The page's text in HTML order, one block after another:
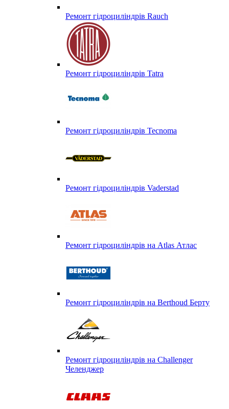
Ремонт гідроциліндрів Rauch
Ремонт гідроциліндрів Tatra
Ремонт гідроциліндрів Tecnoma
Ремонт гідроциліндрів Vaderstad
Ремонт гідроциліндрів на Atlas Атлас
Ремонт гідроциліндрів на Berthoud Берту
Ремонт гідроциліндрів на Challenger
Челенджер